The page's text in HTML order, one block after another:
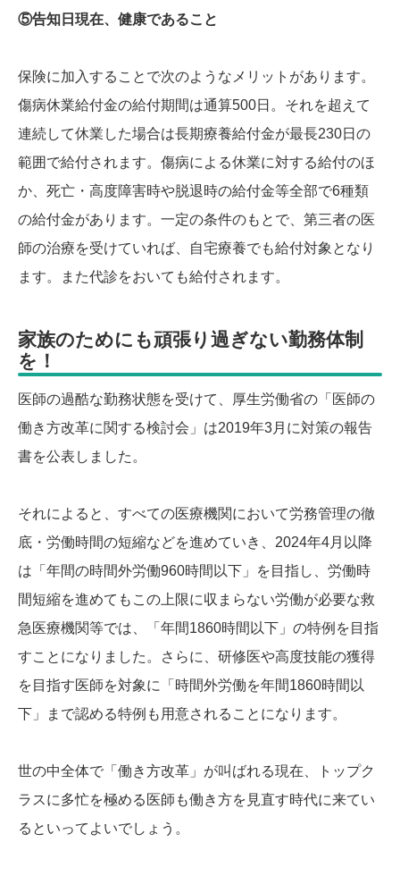
⑤告知日現在、健康であること
保険に加入することで次のようなメリットがあります。
傷病休業給付金の給付期間は通算500日。それを超えて
連続して休業した場合は長期療養給付金が最長230日の
範囲で給付されます。傷病による休業に対する給付のほ
か、死亡・高度障害時や脱退時の給付金等全部で6種類
の給付金があります。一定の条件のもとで、第三者の医
師の治療を受けていれば、自宅療養でも給付対象となり
ます。また代診をおいても給付されます。
家族のためにも頑張り過ぎない勤務体制
を！
医師の過酷な勤務状態を受けて、厚生労働省の「医師の
働き方改革に関する検討会」は2019年3月に対策の報告
書を公表しました。
それによると、すべての医療機関において労務管理の徹
底・労働時間の短縮などを進めていき、2024年4月以降
は「年間の時間外労働960時間以下」を目指し、労働時
間短縮を進めてもこの上限に収まらない労働が必要な救
急医療機関等では、「年間1860時間以下」の特例を目指
すことになりました。さらに、研修医や高度技能の獲得
を目指す医師を対象に「時間外労働を年間1860時間以
下」まで認める特例も用意されることになります。
世の中全体で「働き方改革」が叫ばれる現在、トップク
ラスに多忙を極める医師も働き方を見直す時代に来てい
るといってよいでしょう。